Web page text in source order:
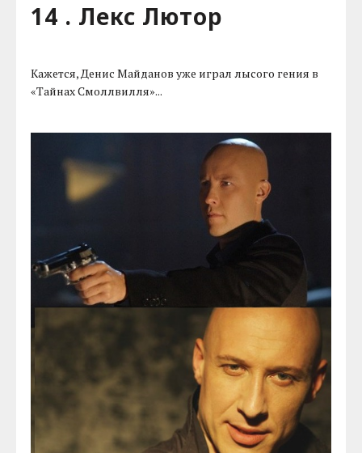
14 . Лекс Лютор
Кажется, Денис Майданов уже играл лысого гения в
«Тайнах Смоллвилля»...